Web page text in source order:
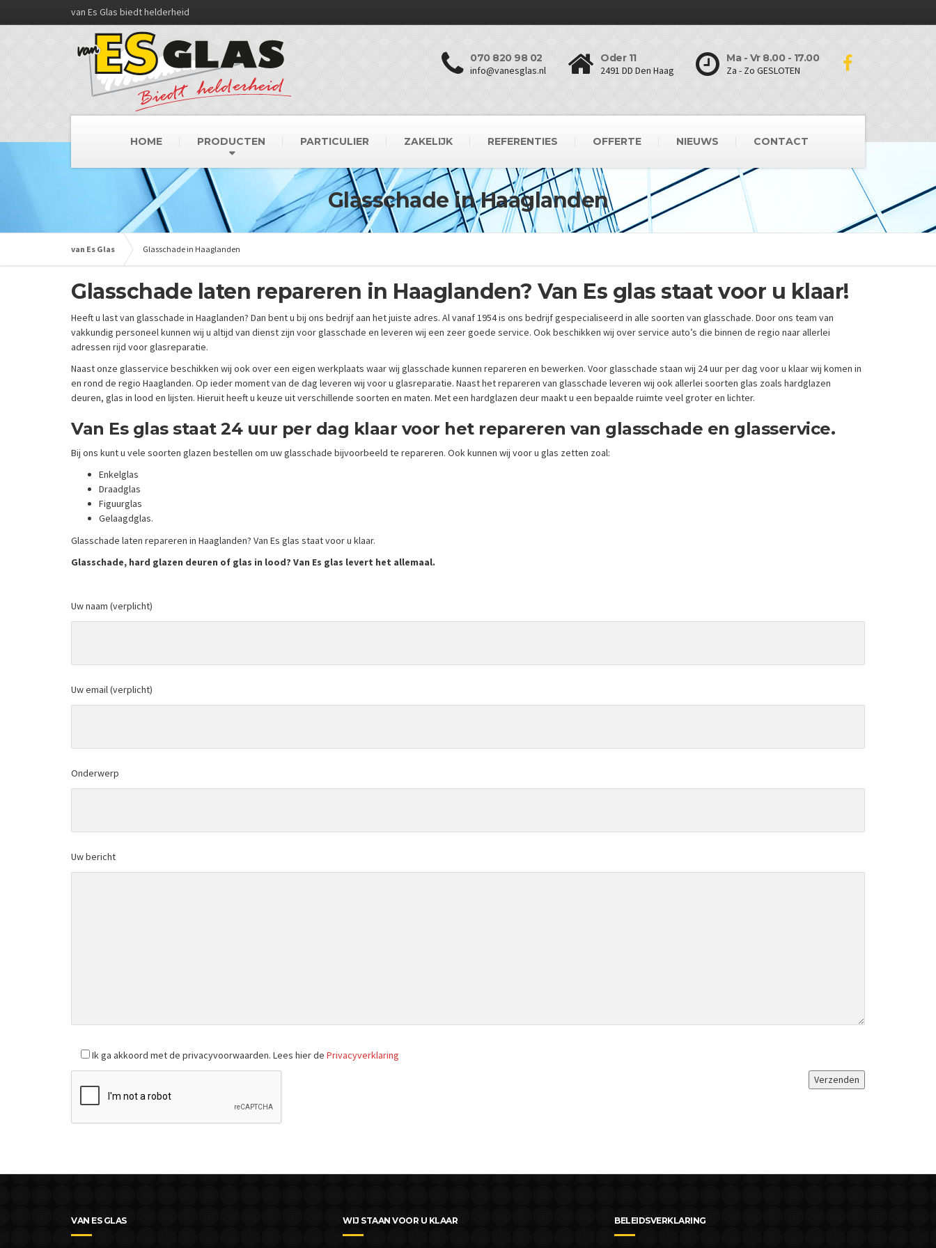
van Es Glas biedt helderheid
070 820 98 02
info@vanesglas.nl
Oder 11
2491 DD Den Haag
Ma - Vr 8.00 - 17.00
Za - Zo GESLOTEN
HOME PRODUCTEN PARTICULIER ZAKELIJK REFERENTIES OFFERTE NIEUWS CONTACT
Glasschade in Haaglanden
van Es Glas Glasschade in Haaglanden
Glasschade laten repareren in Haaglanden? Van Es glas staat voor u klaar!
Heeft u last van glasschade in Haaglanden? Dan bent u bij ons bedrijf aan het juiste adres. Al vanaf 1954 is ons bedrijf gespecialiseerd in alle soorten van glasschade. Door ons team van
vakkundig personeel kunnen wij u altijd van dienst zijn voor glasschade en leveren wij een zeer goede service. Ook beschikken wij over service auto’s die binnen de regio naar allerlei
adressen rijd voor glasreparatie.
Naast onze glasservice beschikken wij ook over een eigen werkplaats waar wij glasschade kunnen repareren en bewerken. Voor glasschade staan wij 24 uur per dag voor u klaar wij komen in
en rond de regio Haaglanden. Op ieder moment van de dag leveren wij voor u glasreparatie. Naast het repareren van glasschade leveren wij ook allerlei soorten glas zoals hardglazen
deuren, glas in lood en lijsten. Hieruit heeft u keuze uit verschillende soorten en maten. Met een hardglazen deur maakt u een bepaalde ruimte veel groter en lichter.
Van Es glas staat 24 uur per dag klaar voor het repareren van glasschade en glasservice.
Bij ons kunt u vele soorten glazen bestellen om uw glasschade bijvoorbeeld te repareren. Ook kunnen wij voor u glas zetten zoal:
Enkelglas
Draadglas
Figuurglas
Gelaagdglas.
Glasschade laten repareren in Haaglanden? Van Es glas staat voor u klaar.
Glasschade, hard glazen deuren of glas in lood? Van Es glas levert het allemaal.
Uw naam (verplicht)
Uw email (verplicht)
Onderwerp
Uw bericht
Ik ga akkoord met de privacyvoorwaarden. Lees hier de Privacyverklaring
VAN ES GLAS WIJ STAAN VOOR U KLAAR BELEIDSVERKLARING